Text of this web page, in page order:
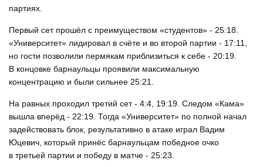
партиях.
Первый сет прошёл с преимуществом «студентов» - 25:18.
«Университет» лидировал в счёте и во второй партии - 17:11,
но гости позволили пермякам приблизиться к себе - 20:19.
В концовке барнаульцы проявили максимальную
концентрацию и были сильнее 25:21.
На равных проходил третий сет - 4:4, 19:19. Следом «Кама»
вышла вперёд - 22:19. Тогда «Университет» по полной начал
задействовать блок, результативно в атаке играл Вадим
Юцевич, который принёс барнаульцам победное очко
в третьей партии и победу в матче - 25:23.